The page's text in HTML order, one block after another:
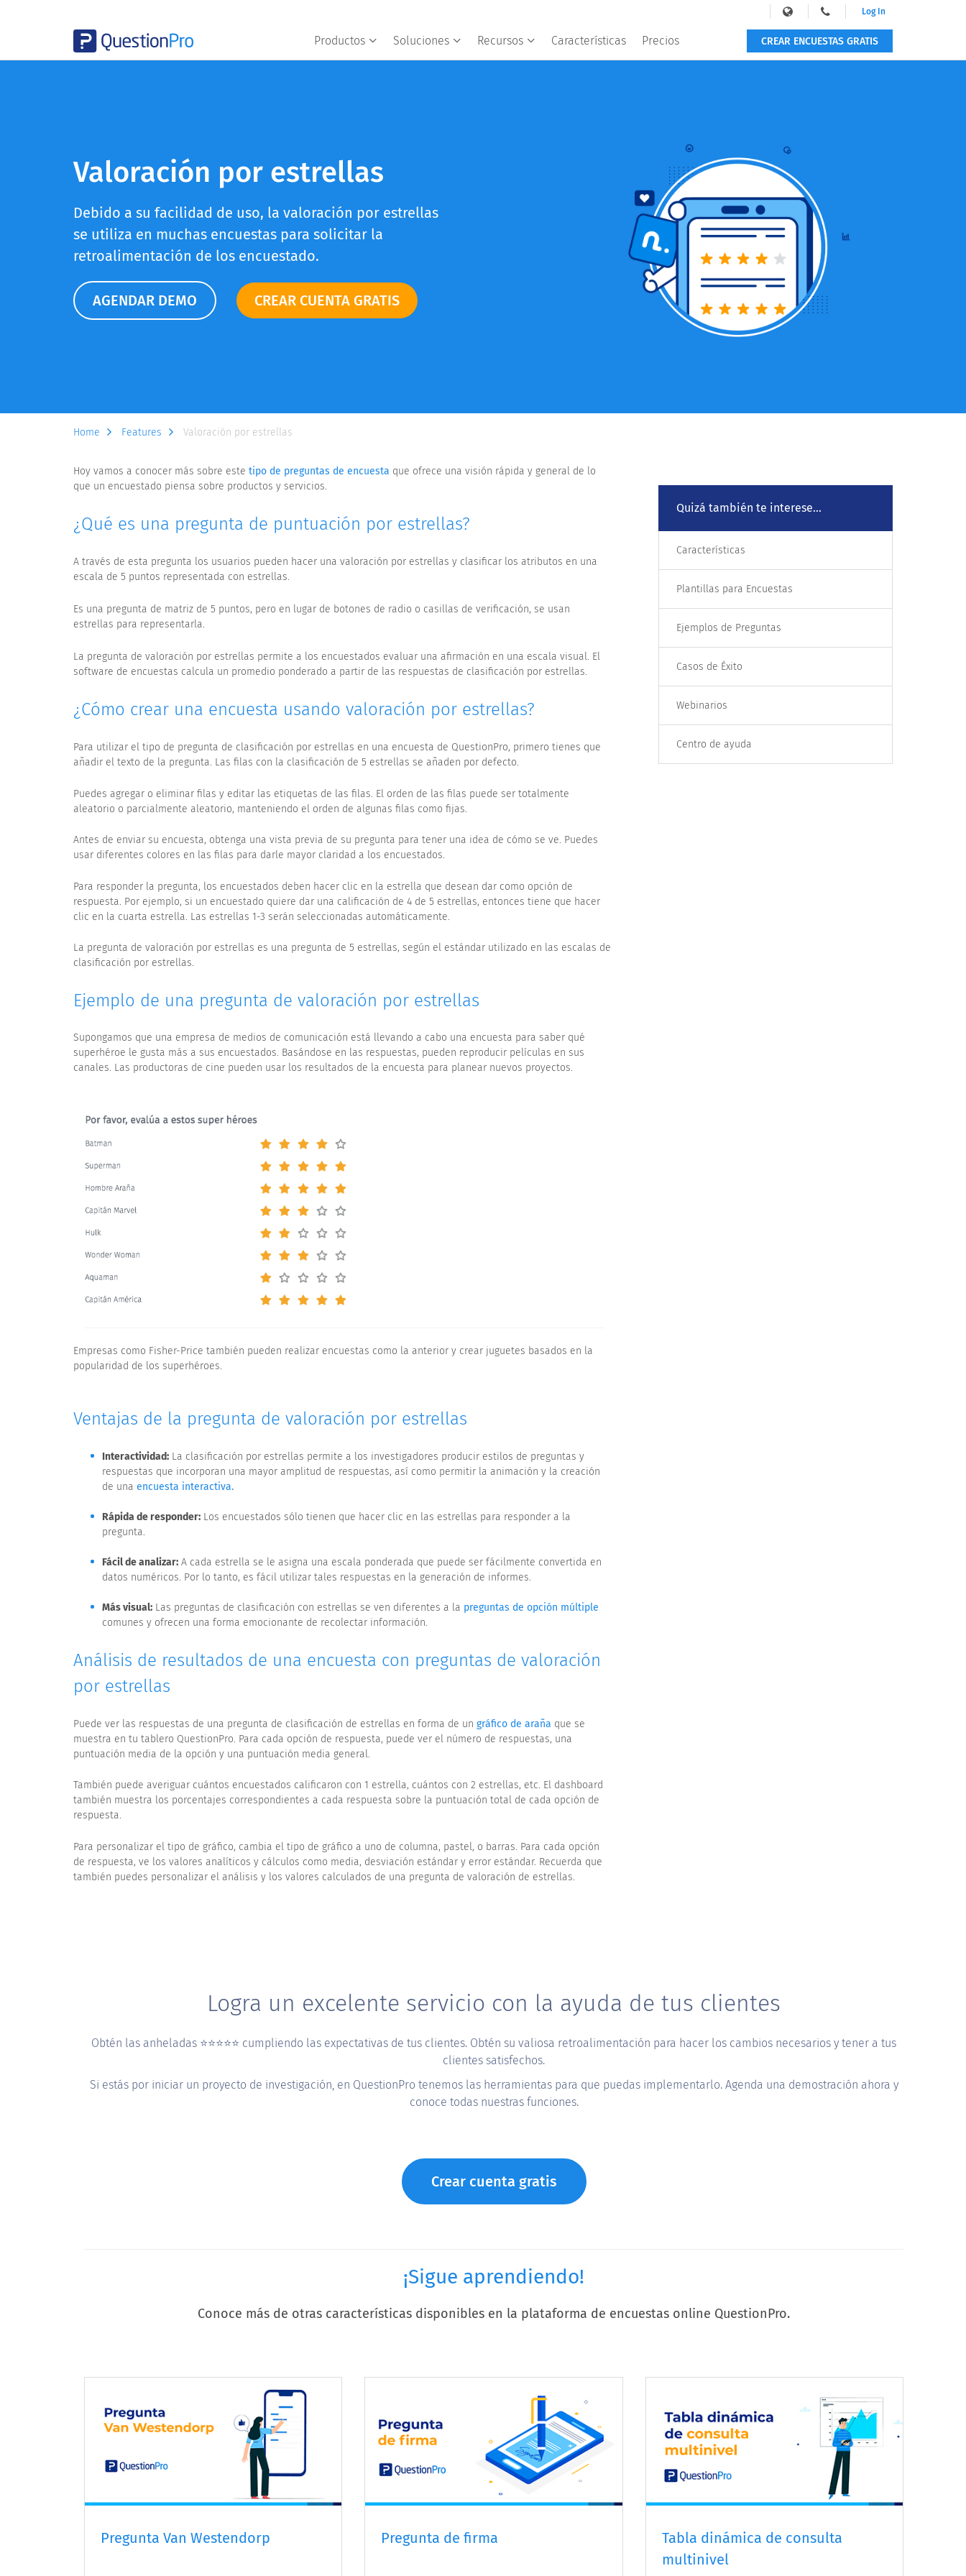
Productos Soluciones Recursos Características Precios
Log In
CREAR ENCUESTAS GRATIS
Valoración por estrellas
Debido a su facilidad de uso, la valoración por estrellas
se utiliza en muchas encuestas para solicitar la
retroalimentación de los encuestado.
AGENDAR DEMO CREAR CUENTA GRATIS
Home Features Valoración por estrellas
Hoy vamos a conocer más sobre este tipo de preguntas de encuesta que ofrece una visión rápida y general de lo
que un encuestado piensa sobre productos y servicios.
¿Qué es una pregunta de puntuación por estrellas?
A través de esta pregunta los usuarios pueden hacer una valoración por estrellas y clasificar los atributos en una
escala de 5 puntos representada con estrellas.
Es una pregunta de matriz de 5 puntos, pero en lugar de botones de radio o casillas de verificación, se usan
estrellas para representarla.
La pregunta de valoración por estrellas permite a los encuestados evaluar una afirmación en una escala visual. El
software de encuestas calcula un promedio ponderado a partir de las respuestas de clasificación por estrellas.
¿Cómo crear una encuesta usando valoración por estrellas?
Para utilizar el tipo de pregunta de clasificación por estrellas en una encuesta de QuestionPro, primero tienes que
añadir el texto de la pregunta. Las filas con la clasificación de 5 estrellas se añaden por defecto.
Puedes agregar o eliminar filas y editar las etiquetas de las filas. El orden de las filas puede ser totalmente
aleatorio o parcialmente aleatorio, manteniendo el orden de algunas filas como fijas.
Antes de enviar su encuesta, obtenga una vista previa de su pregunta para tener una idea de cómo se ve. Puedes
usar diferentes colores en las filas para darle mayor claridad a los encuestados.
Para responder la pregunta, los encuestados deben hacer clic en la estrella que desean dar como opción de
respuesta. Por ejemplo, si un encuestado quiere dar una calificación de 4 de 5 estrellas, entonces tiene que hacer
clic en la cuarta estrella. Las estrellas 1-3 serán seleccionadas automáticamente.
La pregunta de valoración por estrellas es una pregunta de 5 estrellas, según el estándar utilizado en las escalas de
clasificación por estrellas.
Ejemplo de una pregunta de valoración por estrellas
Supongamos que una empresa de medios de comunicación está llevando a cabo una encuesta para saber qué
superhéroe le gusta más a sus encuestados. Basándose en las respuestas, pueden reproducir películas en sus
canales. Las productoras de cine pueden usar los resultados de la encuesta para planear nuevos proyectos.
Empresas como Fisher-Price también pueden realizar encuestas como la anterior y crear juguetes basados en la
popularidad de los superhéroes.
Ventajas de la pregunta de valoración por estrellas
Interactividad: La clasificación por estrellas permite a los investigadores producir estilos de preguntas y
respuestas que incorporan una mayor amplitud de respuestas, así como permitir la animación y la creación
de una encuesta interactiva.
Rápida de responder: Los encuestados sólo tienen que hacer clic en las estrellas para responder a la
pregunta.
Fácil de analizar: A cada estrella se le asigna una escala ponderada que puede ser fácilmente convertida en
datos numéricos. Por lo tanto, es fácil utilizar tales respuestas en la generación de informes.
Más visual: Las preguntas de clasificación con estrellas se ven diferentes a la preguntas de opción múltiple
comunes y ofrecen una forma emocionante de recolectar información.
Análisis de resultados de una encuesta con preguntas de valoración
por estrellas
Puede ver las respuestas de una pregunta de clasificación de estrellas en forma de un gráfico de araña que se
muestra en tu tablero QuestionPro. Para cada opción de respuesta, puede ver el número de respuestas, una
puntuación media de la opción y una puntuación media general.
También puede averiguar cuántos encuestados calificaron con 1 estrella, cuántos con 2 estrellas, etc. El dashboard
también muestra los porcentajes correspondientes a cada respuesta sobre la puntuación total de cada opción de
respuesta.
Para personalizar el tipo de gráfico, cambia el tipo de gráfico a uno de columna, pastel, o barras. Para cada opción
de respuesta, ve los valores analíticos y cálculos como media, desviación estándar y error estándar. Recuerda que
también puedes personalizar el análisis y los valores calculados de una pregunta de valoración de estrellas.
Logra un excelente servicio con la ayuda de tus clientes
Obtén las anheladas ⭐️⭐️⭐️⭐️⭐️ cumpliendo las expectativas de tus clientes. Obtén su valiosa retroalimentación para hacer los cambios necesarios y tener a tus
clientes satisfechos.
Si estás por iniciar un proyecto de investigación, en QuestionPro tenemos las herramientas para que puedas implementarlo. Agenda una demostración ahora y
conoce todas nuestras funciones.
Crear cuenta gratis
¡Sigue aprendiendo!
Conoce más de otras características disponibles en la plataforma de encuestas online QuestionPro.
Pregunta Van Westendorp Pregunta de firma
Tabla dinámica de consulta
multinivel
Quizá también te interese...
Características
Plantillas para Encuestas
Ejemplos de Preguntas
Casos de Éxito
Webinarios
Centro de ayuda